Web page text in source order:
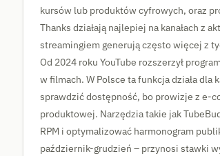
kursów lub produktów cyfrowych, oraz
Thanks działają najlepiej na kanałach z
streamingiem generują często więcej z
Od 2024 roku YouTube rozszerzył
w filmach. W Polsce ta funkcja działa dla
sprawdzić dostępność, bo prowizje z e-
produktowej. Narzędzia takie jak
RPM i optymalizować harmonogram
październik-grudzień – przynosi stawki